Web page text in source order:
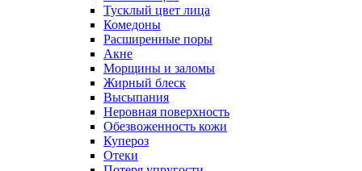
Тусклый цвет лица
Комедоны
Расширенные поры
Акне
Морщины и заломы
Жирный блеск
Высыпания
Неровная поверхность
Обезвоженность кожи
Купероз
Отеки